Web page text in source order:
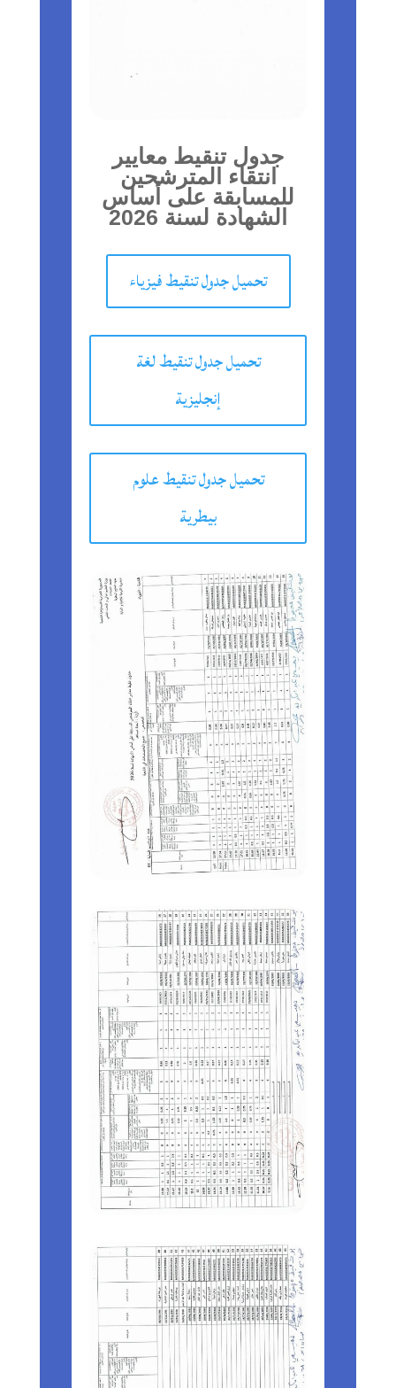
جدول تنقيط معايير
انتقاء المترشحين
للمسابقة على أساس
الشهادة لسنة 2026
تحميل جدول تنقيط فيزياء
تحميل جدول تنقيط لغة
إنجليزية
تحميل جدول تنقيط علوم
بيطرية